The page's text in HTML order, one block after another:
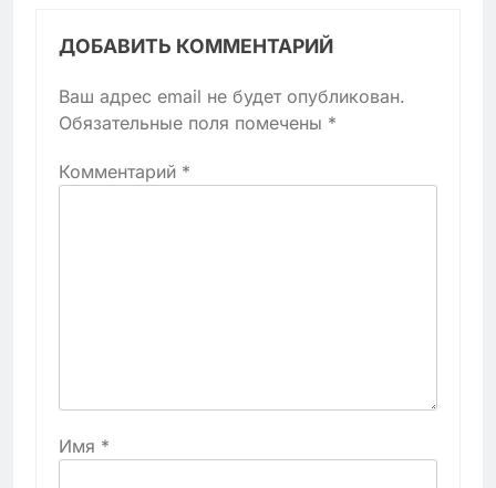
ДОБАВИТЬ КОММЕНТАРИЙ
Ваш адрес email не будет опубликован.
Обязательные поля помечены *
Комментарий *
Имя *